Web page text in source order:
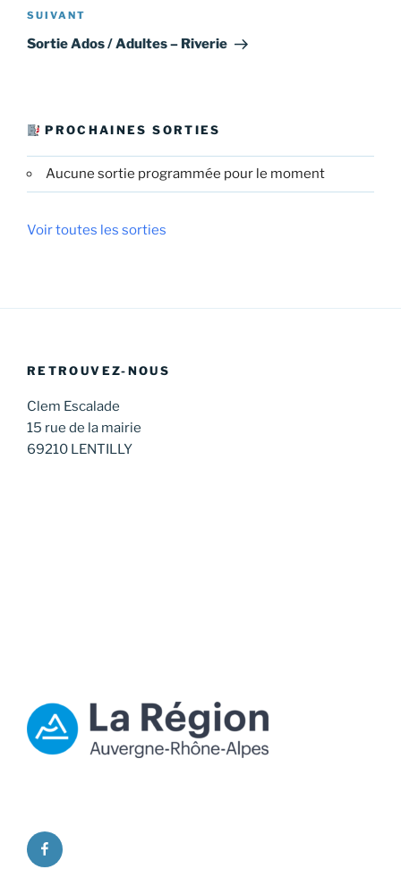
Article
suivant
SUIVANT
Sortie Ados / Adultes – Riverie
PROCHAINES SORTIES
Aucune sortie programmée pour le moment
Voir toutes les sorties
RETROUVEZ-NOUS
Clem Escalade
15 rue de la mairie
69210 LENTILLY
facebook